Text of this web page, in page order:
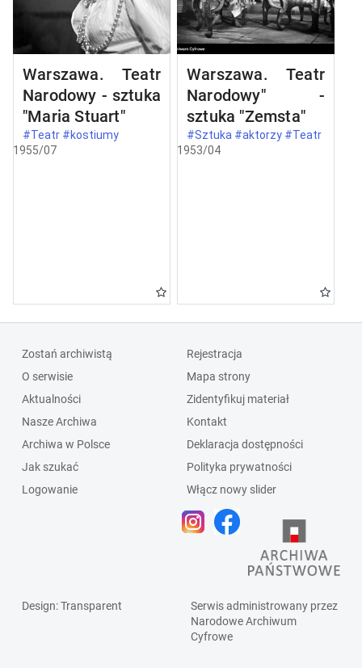
Warszawa. Teatr
Narodowy - sztuka
"Maria Stuart"
#Teatr #kostiumy
1955/07
Warszawa. Teatr
Narodowy" -
sztuka "Zemsta"
#Sztuka #aktorzy #Teatr
1953/04
Zostań archiwistą
O serwisie
Aktualności
Nasze Archiwa
Archiwa w Polsce
Jak szukać
Logowanie
Rejestracja
Mapa strony
Zidentyfikuj materiał
Kontakt
Deklaracja dostępności
Polityka prywatności
Włącz nowy slider
Design: Transparent
Serwis administrowany przez
Narodowe Archiwum
Cyfrowe